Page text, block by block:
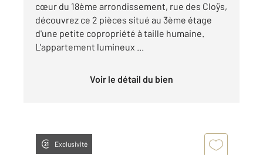
cœur du 18ème arrondissement, rue des Cloÿs,
découvrez ce 2 pièces situé au 3ème étage
d'une petite copropriété à taille humaine.
L'appartement lumineux ...
Voir le détail du bien
Exclusivité